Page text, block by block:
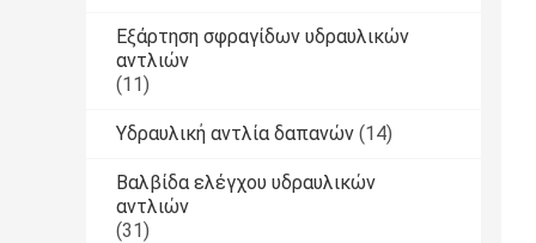
Εξάρτηση σφραγίδων υδραυλικών
αντλιών
(11)
Υδραυλική αντλία δαπανών (14)
Βαλβίδα ελέγχου υδραυλικών
αντλιών
(31)